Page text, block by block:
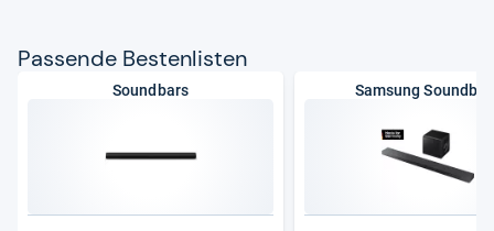
Pas­sende Bes­ten­lis­ten
Soundbars Samsung